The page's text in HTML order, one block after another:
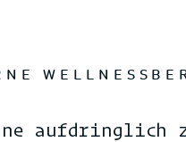
aufdringlich